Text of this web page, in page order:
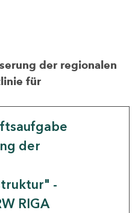
der regionalen
für
der
-
RIGA